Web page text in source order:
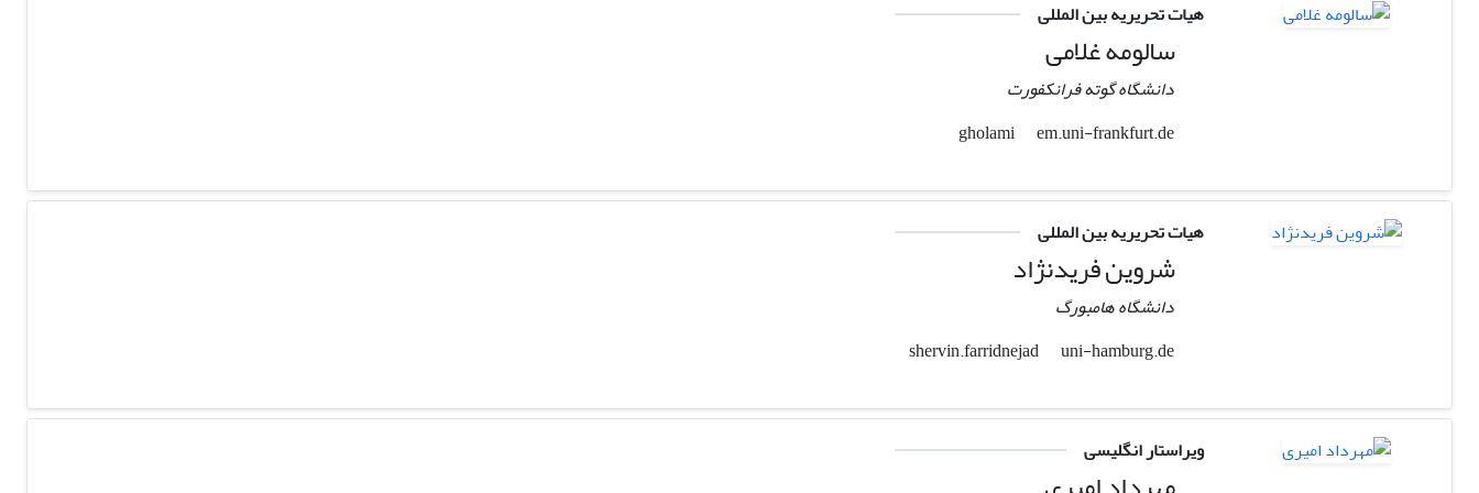
هیات تحریریه بین المللی
سالومه غلامی
دانشگاه گوته فرانکفورت
em.uni-frankfurt.de
هیات تحریریه بین المللی
شروین فریدنژاد
دانشگاه هامبورگ
uni-hamburg.de
ویراستار انگلیسی